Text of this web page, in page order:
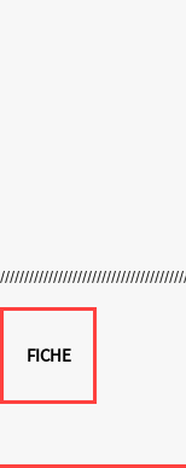
FICHE